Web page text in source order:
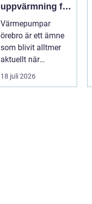
uppvärmning för
hus och
fastigheter
Värmepumpar
örebro är ett ämne
som blivit alltmer
aktuellt när
energipriser stiger
och fler vill sän...
18 juli 2026